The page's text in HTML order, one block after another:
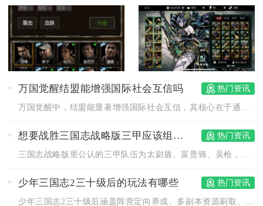
万国觉醒结盟能增强国际社会互信吗 热门资讯
想要战胜三国志战略版三甲应该组建什么队伍 热门资讯
少年三国志2三十级后的玩法有哪些 热门资讯
少年三国志2三十级后涵盖阵营定向养成、多副本资源刷取、PVP...